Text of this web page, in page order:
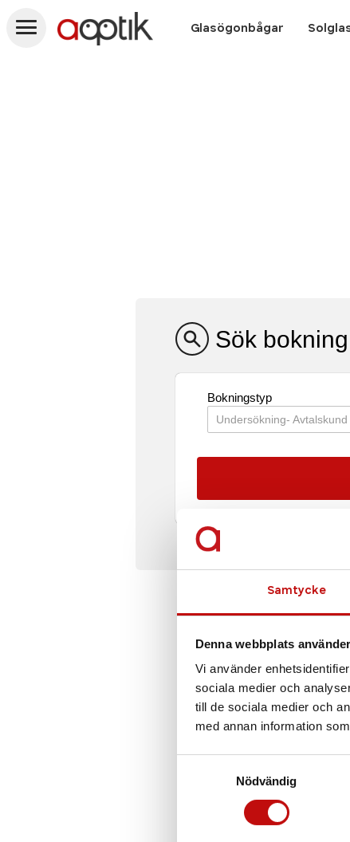
Samtycke
Denna webbplats
Vi använder
sociala medier och
till de sociala medier och
med annan information
Nödvändig
Glasögonbågar